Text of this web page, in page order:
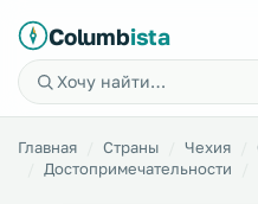
Columbista
Главная Страны Чехия
Достопримечательности